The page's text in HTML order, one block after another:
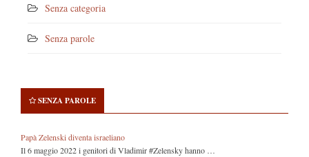
Senza categoria
Senza parole
SENZA PAROLE
Papà Zelenski diventa israeliano
Il 6 maggio 2022 i genitori di Vladimir #Zelensky hanno …